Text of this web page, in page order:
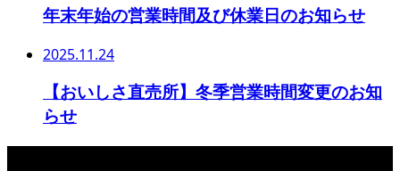
年末年始の営業時間及び休業日のお知らせ
2025.11.24
【おいしさ直売所】冬季営業時間変更のお知
らせ